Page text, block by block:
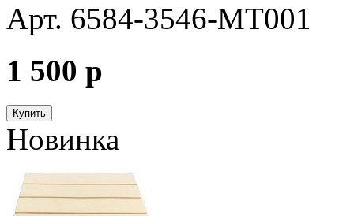
Арт. 6584-3546-МТ001
1 500 p
Купить
Новинка